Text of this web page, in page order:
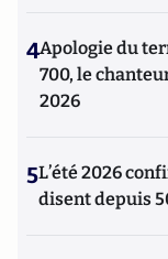
4Apologie du
700, le
2026
5L’été 2026
disent depuis